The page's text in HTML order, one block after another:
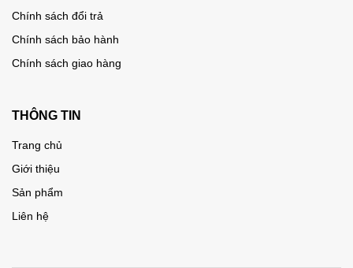
Chính sách đổi trả
Chính sách bảo hành
Chính sách giao hàng
THÔNG TIN
Trang chủ
Giới thiệu
Sản phẩm
Liên hệ